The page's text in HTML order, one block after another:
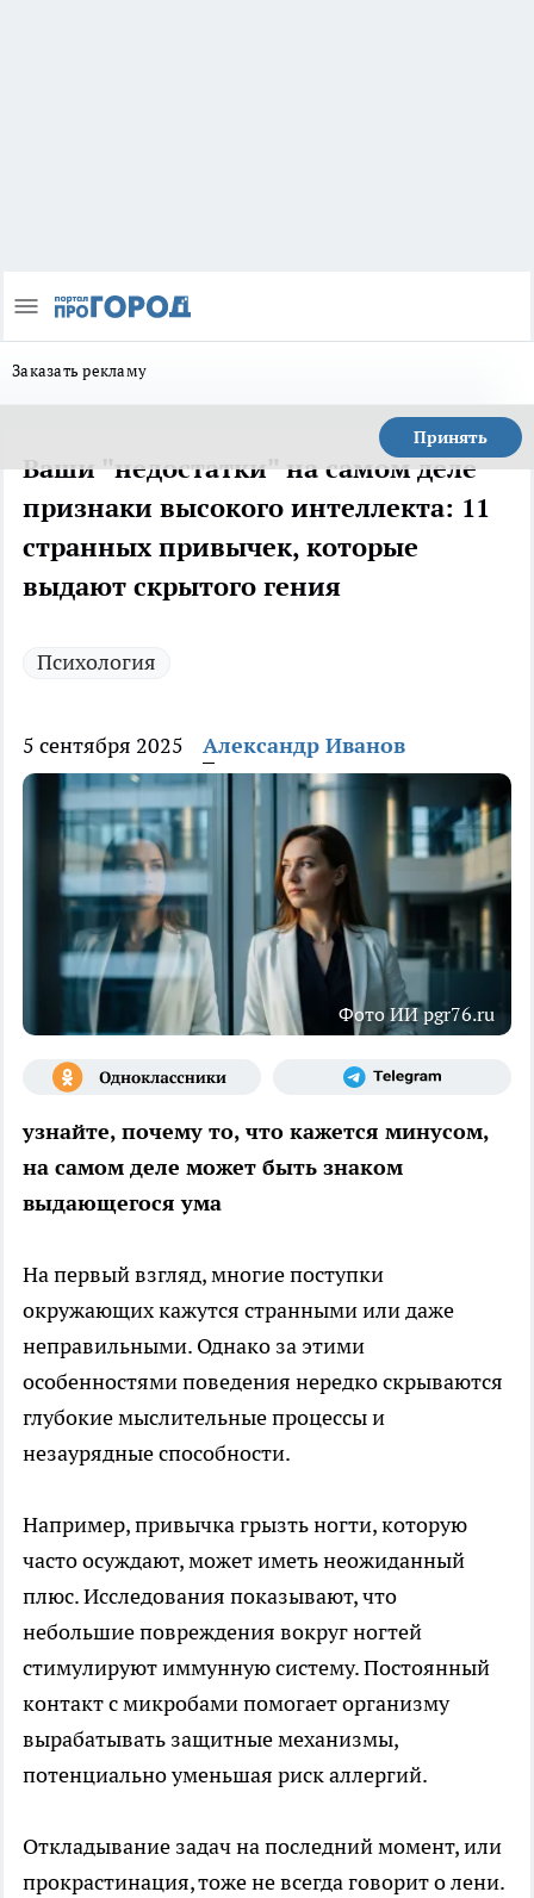
Заказать рекламу
Принять
Ваши "недостатки" на самом деле
признаки высокого интеллекта: 11
странных привычек, которые
выдают скрытого гения
Психология
5 сентября 2025 Александр Иванов
Фото ИИ pgr76.ru
узнайте, почему то, что кажется минусом,
на самом деле может быть знаком
выдающегося ума
На первый взгляд, многие поступки
окружающих кажутся странными или даже
неправильными. Однако за этими
особенностями поведения нередко скрываются
глубокие мыслительные процессы и
незаурядные способности.
Например, привычка грызть ногти, которую
часто осуждают, может иметь неожиданный
плюс. Исследования показывают, что
небольшие повреждения вокруг ногтей
стимулируют иммунную систему. Постоянный
контакт с микробами помогает организму
вырабатывать защитные механизмы,
потенциально уменьшая риск аллергий.
Откладывание задач на последний момент, или
прокрастинация, тоже не всегда говорит о лени.